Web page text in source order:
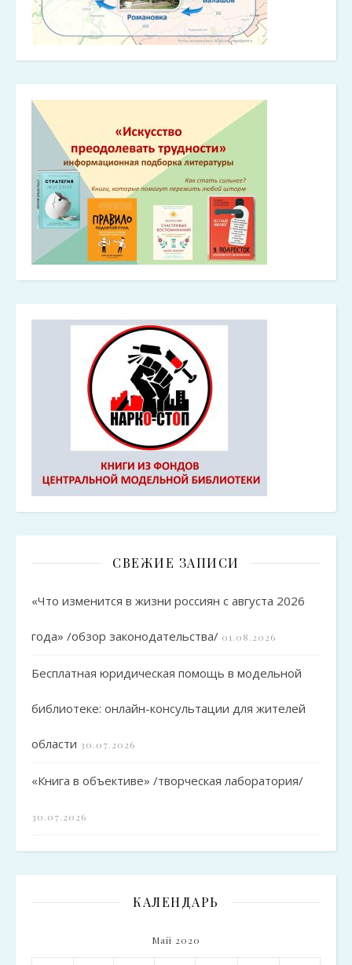
СВЕЖИЕ ЗАПИСИ
«Что изменится в жизни россиян с августа 2026
года» /обзор законодательства/ 01.08.2026
Бесплатная юридическая помощь в модельной
библиотеке: онлайн-консультации для жителей
области 30.07.2026
«Книга в объективе» /творческая лаборатория/
30.07.2026
КАЛЕНДАРЬ
Май 2020